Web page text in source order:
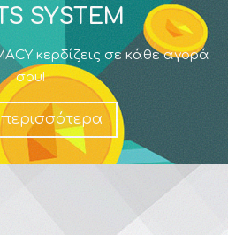
SYSTEM
κερδίζεις σε κάθε αγορά
σου!
περισσότερα